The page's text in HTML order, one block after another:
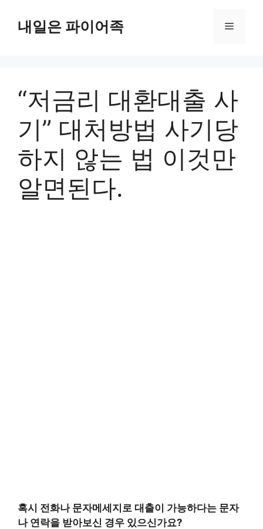
content내일은 파이어족 Menu
“저금리 대환대출 사
기” 대처방법 사기당
하지 않는 법 이것만
알면된다.
혹시 전화나 문자메세지로 대출이 가능하다는 문자
나 연락을 받아보신 경우 있으신가요?